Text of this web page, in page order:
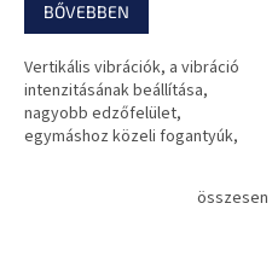
BŐVEBBEN
Vertikális vibrációk, a vibráció
intenzitásának beállítása,
nagyobb edzőfelület,
egymáshoz közeli fogantyúk,
összesen